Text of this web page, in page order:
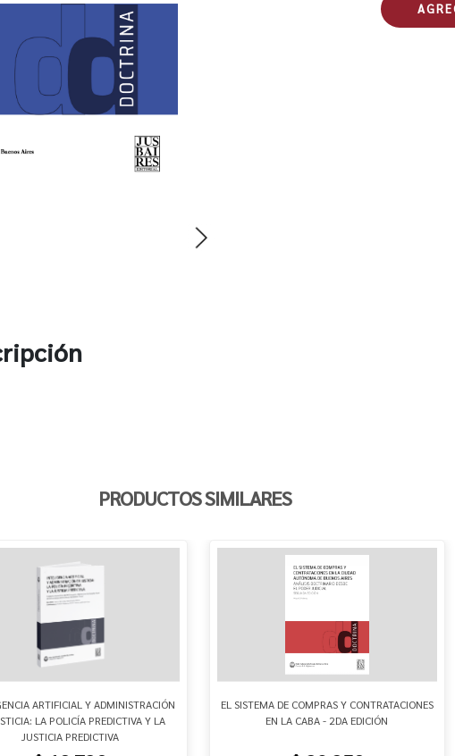
PRODUCTOS SIMILARES
ARTIFICIAL Y ADMINISTRACIÓN
LA POLICÍA PREDICTIVA Y LA
JUSTICIA PREDICTIVA
EL SISTEMA DE COMPRAS Y CONTRATACIONES
EN LA CABA - 2DA EDICIÓN